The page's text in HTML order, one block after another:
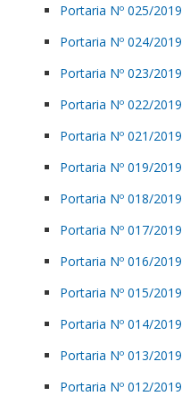
Portaria Nº 025/2019
Portaria Nº 024/2019
Portaria Nº 023/2019
Portaria Nº 022/2019
Portaria Nº 021/2019
Portaria Nº 019/2019
Portaria Nº 018/2019
Portaria Nº 017/2019
Portaria Nº 016/2019
Portaria Nº 015/2019
Portaria Nº 014/2019
Portaria Nº 013/2019
Portaria Nº 012/2019